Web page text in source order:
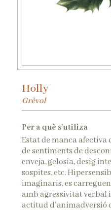
Holly
Grèvol
Per a què s'utiliza
Estat de manca afectiva
de sentiments de
enveja, gelosia, desig
sospites, etc.
imaginaris, es
amb agressivitat verbal
actitud d'animadversió